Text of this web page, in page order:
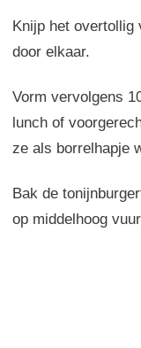
Knijp het overtollig
door elkaar.
Vorm vervolgens
lunch of
ze als borrelhapje
Bak de
op middelhoog